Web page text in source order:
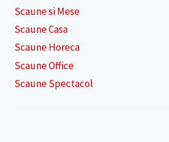
Scaune si Mese
Scaune Casa
Scaune Horeca
Scaune Office
Scaune Spectacol